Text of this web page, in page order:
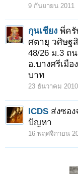
9 กันยายน 2011
กุนเชียง พี่ครั
ศตายุ วศิษฐ
48/26 ม.3 ถ
อ.บางศรีเมื
บาท
23 ธันวาคม 2010
ICDS ส่งซอ
ปัญหา
16 พฤศจิกายน